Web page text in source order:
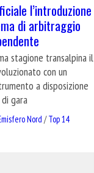
l’introduzione
di arbitraggio
stagione transalpina il
con un
a disposizione
gara
Nord /Top 14